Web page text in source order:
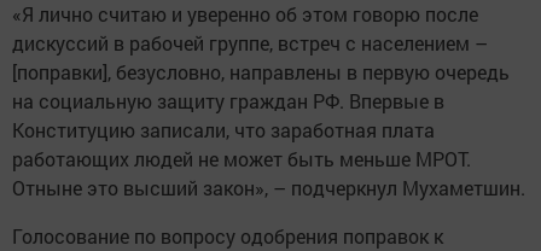
«Я лично считаю и уверенно об этом говорю после
дискуссий в рабочей группе, встреч с населением –
[поправки], безусловно, направлены в первую очередь
на социальную защиту граждан РФ. Впервые в
Конституцию записали, что заработная плата
работающих людей не может быть меньше МРОТ.
Отныне это высший закон», – подчеркнул Мухаметшин.
Голосование по вопросу одобрения поправок к